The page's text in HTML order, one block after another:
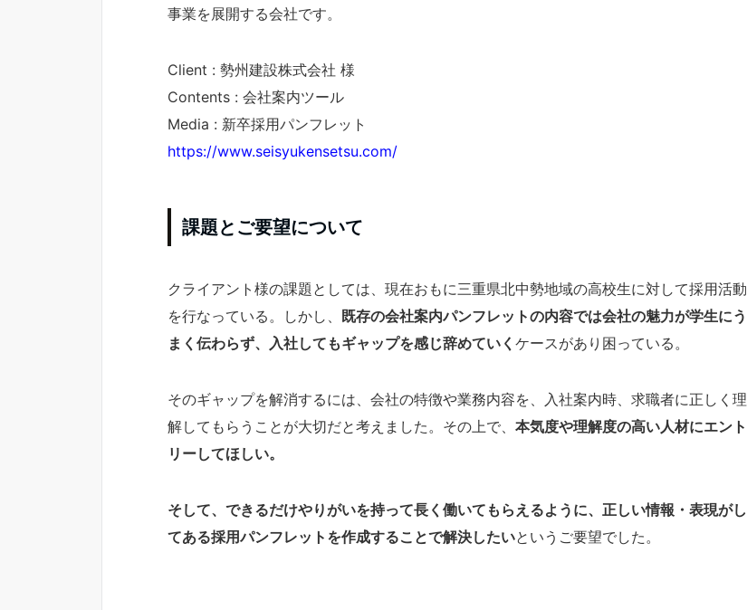
事業を展開する会社です。
Client : 勢州建設株式会社 様
Contents : 会社案内ツール
Media : 新卒採用パンフレット
https://www.seisyukensetsu.com/
課題とご要望について
クライアント様の課題としては、現在おもに三重県北中勢地域の高校生に対して採用活動
を行なっている。しかし、 既存の会社案内パンフレットの内容では会社の魅力が学生にう
まく伝わらず、入社してもギャップを感じ辞めていく ケースがあり困っている。
そのギャップを解消するには、会社の特徴や業務内容を、入社案内時、求職者に正しく理
解してもらうことが大切だと考えました。その上で、 本気度や理解度の高い人材にエント
リーしてほしい。
そして、できるだけやりがいを持って長く働いてもらえるように、正しい情報・表現がし
てある採用パンフレットを作成することで解決したいというご要望でした。